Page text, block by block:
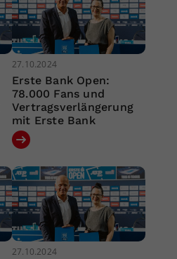
27.10.2024
Erste Bank Open:
78.000 Fans und
Vertragsverlängerung
mit Erste Bank
27.10.2024